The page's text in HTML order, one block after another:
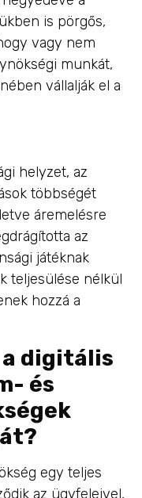
is pörgős,
vagy nem
munkát,
vállalják el a
helyzet, az
többségét
áremelésre
az
játéknak
teljesülése nélkül
hozzá a
digitális
és
egy teljes
az ügyfeleivel,